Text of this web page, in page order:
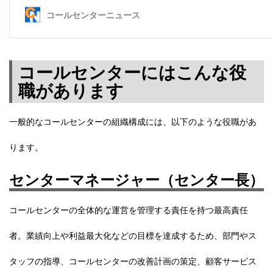
コールセンターにはこんな役
職があります
一般的なコールセンターの組織構成には、以下のような役職があ
ります。
センターマネージャー（センター長）
コールセンターの全体的な運営を管理する責任を持つ最高責任
者。業績向上や利益最大化などの目標を達成するため、 部門やス
タッフの指導、コールセンターの改善計画の策定、顧客サービス